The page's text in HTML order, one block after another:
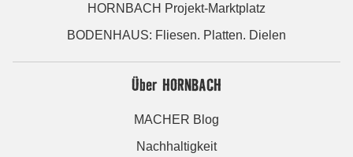
HORNBACH Projekt-Marktplatz
BODENHAUS: Fliesen. Platten. Dielen
Über HORNBACH
MACHER Blog
Nachhaltigkeit